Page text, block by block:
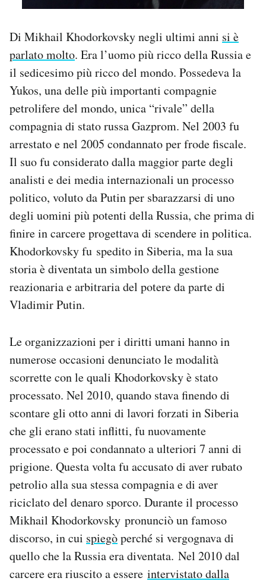
Di Mikhail Khodorkovsky negli ultimi anni si è
parlato molto. Era l’uomo più ricco della Russia e
il sedicesimo più ricco del mondo. Possedeva la
Yukos, una delle più importanti compagnie
petrolifere del mondo, unica “rivale” della
compagnia di stato russa Gazprom. Nel 2003 fu
arrestato e nel 2005 condannato per frode fiscale.
Il suo fu considerato dalla maggior parte degli
analisti e dei media internazionali un processo
politico, voluto da Putin per sbarazzarsi di uno
degli uomini più potenti della Russia, che prima di
finire in carcere progettava di scendere in politica.
Khodorkovsky fu spedito in Siberia, ma la sua
storia è diventata un simbolo della gestione
reazionaria e arbitraria del potere da parte di
Vladimir Putin.
Le organizzazioni per i diritti umani hanno in
numerose occasioni denunciato le modalità
scorrette con le quali Khodorkovsky è stato
processato. Nel 2010, quando stava finendo di
scontare gli otto anni di lavori forzati in Siberia
che gli erano stati inflitti, fu nuovamente
processato e poi condannato a ulteriori 7 anni di
prigione. Questa volta fu accusato di aver rubato
petrolio alla sua stessa compagnia e di aver
riciclato del denaro sporco. Durante il processo
Mikhail Khodorkovsky pronunciò un famoso
discorso, in cui spiegòperché si vergognava di
quello che la Russia era diventata. Nel 2010 dal
carcere era riuscito a essere intervistato dalla